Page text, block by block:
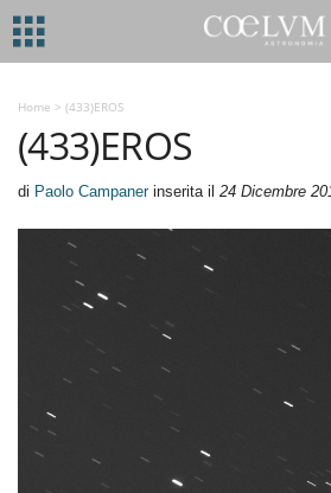
Home > (433)EROS
(433)EROS
di Paolo Campanerinserita il 24 Dicembre